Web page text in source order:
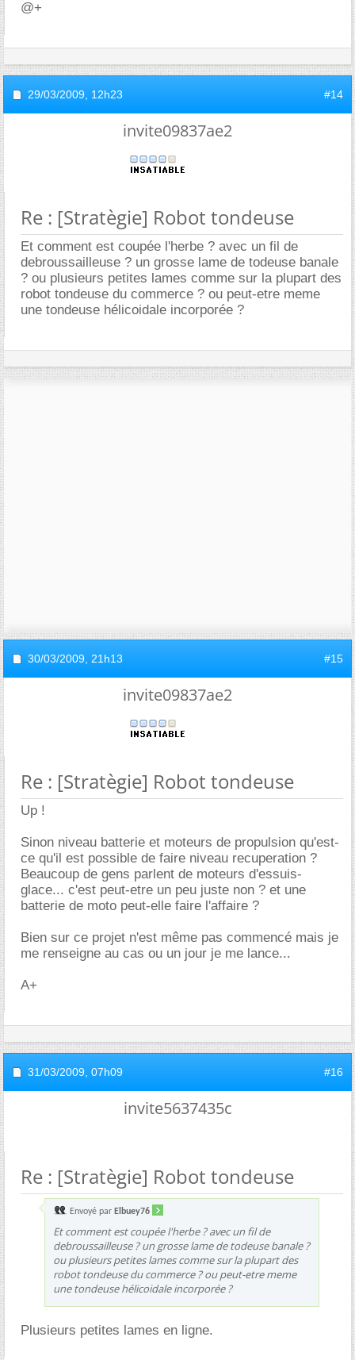
@+
29/03/2009, 12h23 #14
invite09837ae2
Re : [Stratègie] Robot tondeuse
Et comment est coupée l'herbe ? avec un fil de
debroussailleuse ? un grosse lame de todeuse banale
? ou plusieurs petites lames comme sur la plupart des
robot tondeuse du commerce ? ou peut-etre meme
une tondeuse hélicoidale incorporée ?
30/03/2009, 21h13 #15
invite09837ae2
Re : [Stratègie] Robot tondeuse
Up !
Sinon niveau batterie et moteurs de propulsion qu'est-
ce qu'il est possible de faire niveau recuperation ?
Beaucoup de gens parlent de moteurs d'essuis-
glace... c'est peut-etre un peu juste non ? et une
batterie de moto peut-elle faire l'affaire ?
Bien sur ce projet n'est même pas commencé mais je
me renseigne au cas ou un jour je me lance...
A+
31/03/2009, 07h09 #16
invite5637435c
Re : [Stratègie] Robot tondeuse
Envoyé par Elbuey76
Et comment est coupée l'herbe ? avec un fil de
debroussailleuse ? un grosse lame de todeuse banale ?
ou plusieurs petites lames comme sur la plupart des
robot tondeuse du commerce ? ou peut-etre meme
une tondeuse hélicoidale incorporée ?
Plusieurs petites lames en ligne.